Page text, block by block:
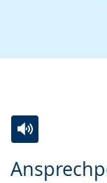
Leichten
Audio-
Video